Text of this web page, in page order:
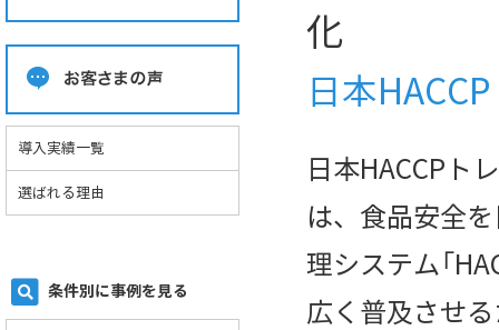
化
日本
日本HACCPト
は、食品安全
理システム「
広く普及させ
導入実績一覧
選ばれる理由
条件別に事例を見る